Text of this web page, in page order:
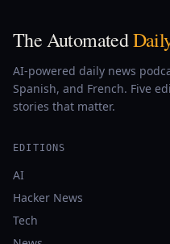
The Automated
AI-powered daily news
Spanish, and French. Five
stories that matter.
EDITIONS
AI
Hacker News
Tech